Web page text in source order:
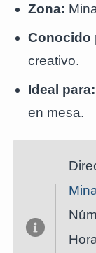
Zona:
Conocido
creativo.
Ideal para:
en mesa.